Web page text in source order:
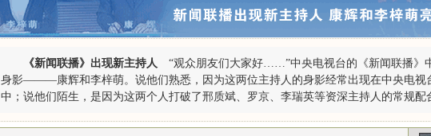
《新闻联播》出现新主持人 “观众朋友们大家好……”中央电视台的《新闻联播》
身影———康辉和李梓萌。说他们熟悉，因为这两位主持人的身影经常出现在中央电视
中；说他们陌生，是因为这两个人打破了邢质斌、罗京、李瑞英等资深主持人的常规配